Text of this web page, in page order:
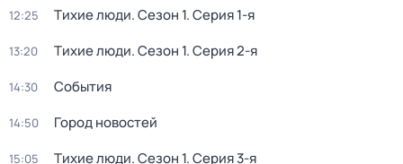
12:25 Тихие люди. Сезон 1. Серия 1-я
13:20 Тихие люди. Сезон 1. Серия 2-я
14:30 События
14:50 Город новостей
15:05 Тихие люди. Сезон 1. Серия 3-я